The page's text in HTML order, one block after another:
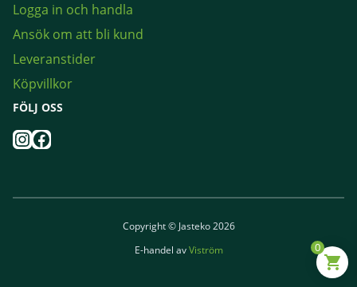
Logga in och handla
Ansök om att bli kund
Leveranstider
Köpvillkor
FÖLJ OSS
Instagram
Facebook
Copyright © Jasteko 2026
E-handel avViström 0